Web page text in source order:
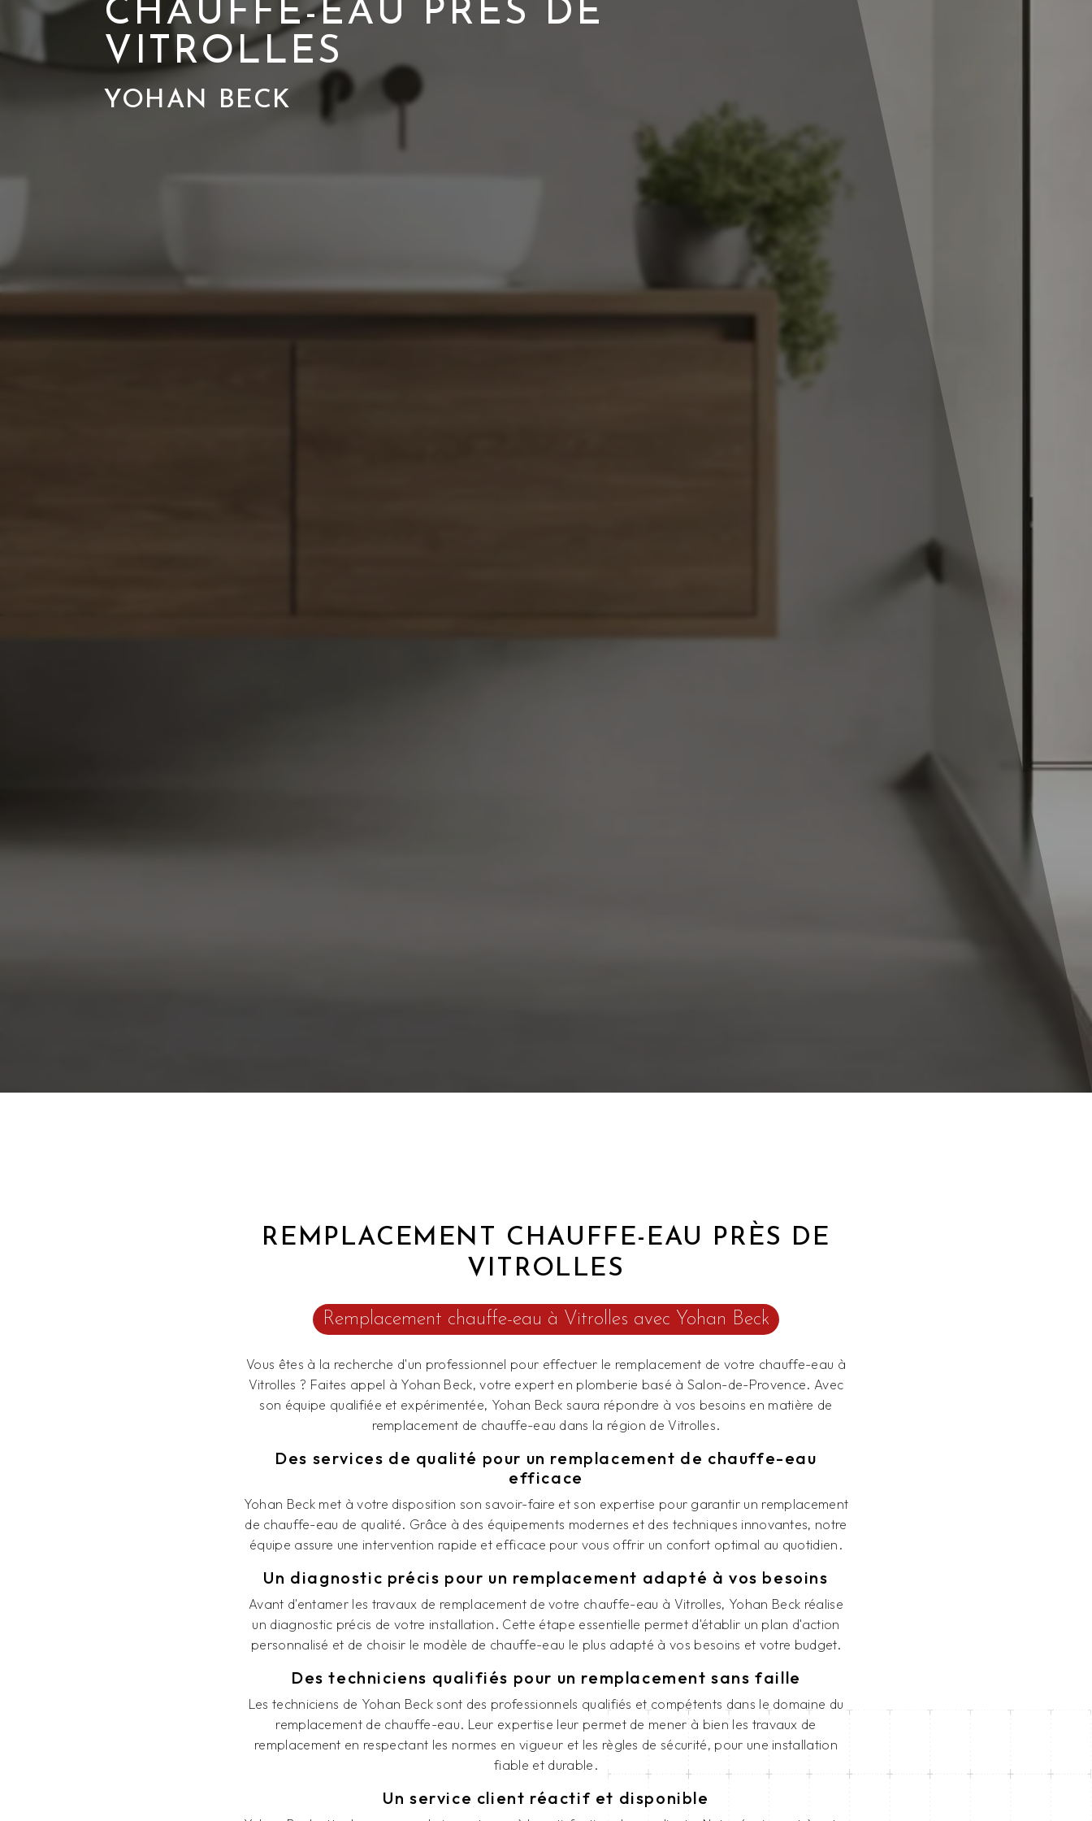
CHAUFFE-EAU PRÈS DE
VITROLLES
YOHAN BECK
REMPLACEMENT CHAUFFE-EAU PRÈS DE
VITROLLES
Remplacement chauffe-eau à Vitrolles avec Yohan Beck
Vous êtes à la recherche d'un professionnel pour effectuer le remplacement de votre chauffe-eau à
Vitrolles ? Faites appel à Yohan Beck, votre expert en plomberie basé à Salon-de-Provence. Avec
son équipe qualifiée et expérimentée, Yohan Beck saura répondre à vos besoins en matière de
remplacement de chauffe-eau dans la région de Vitrolles.
Des services de qualité pour un remplacement de chauffe-eau
efficace
Yohan Beck met à votre disposition son savoir-faire et son expertise pour garantir un remplacement
de chauffe-eau de qualité. Grâce à des équipements modernes et des techniques innovantes, notre
équipe assure une intervention rapide et efficace pour vous offrir un confort optimal au quotidien.
Un diagnostic précis pour un remplacement adapté à vos besoins
Avant d'entamer les travaux de remplacement de votre chauffe-eau à Vitrolles, Yohan Beck réalise
un diagnostic précis de votre installation. Cette étape essentielle permet d'établir un plan d'action
personnalisé et de choisir le modèle de chauffe-eau le plus adapté à vos besoins et votre budget.
Des techniciens qualifiés pour un remplacement sans faille
Les techniciens de Yohan Beck sont des professionnels qualifiés et compétents dans le domaine du
remplacement de chauffe-eau. Leur expertise leur permet de mener à bien les travaux de
remplacement en respectant les normes en vigueur et les règles de sécurité, pour une installation
fiable et durable.
Un service client réactif et disponible